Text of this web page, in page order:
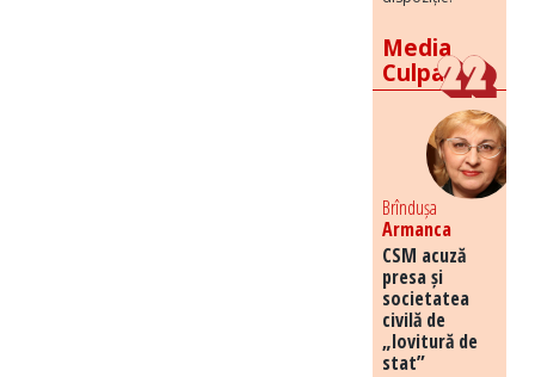
Media
Culpa
Brîndușa
Armanca
CSM acuză
presa și
societatea
civilă de
„lovitură de
stat”